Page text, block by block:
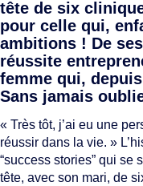
tête de six
pour celle qui,
ambitions ! De
réussite
femme qui,
Sans jamais
« Très tôt, j’ai eu une
réussir dans la vie. »
“success stories” qui se
tête, avec son mari, de